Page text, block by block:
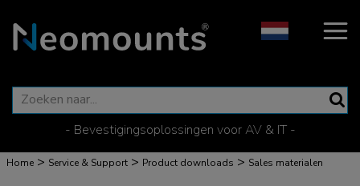
- Bevestigingsoplossingen voor AV & IT -
Home > Service & Support > Product downloads > Sales materialen